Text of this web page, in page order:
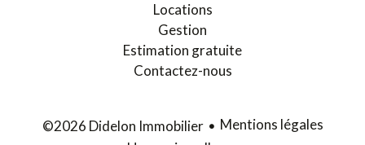
Locations
Gestion
Estimation gratuite
Contactez-nous
©2026 Didelon Immobilier
Mentions légales